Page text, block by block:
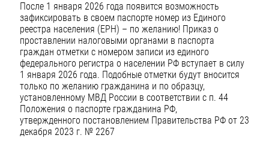
После 1 января 2026 года появится возможность
зафиксировать в своем паспорте номер из Единого
реестра населения (ЕРН) – по желанию! Приказ о
проставлении налоговыми органами в паспорта
граждан отметки с номером записи из единого
федерального регистра о населении РФ вступает в силу
1 января 2026 года. Подобные отметки будут вносится
только по желанию гражданина и по образцу,
установленному МВД России в соответствии с п. 44
Положения о паспорте гражданина РФ,
утвержденного постановлением Правительства РФ от 23
декабря 2023 г. № 2267